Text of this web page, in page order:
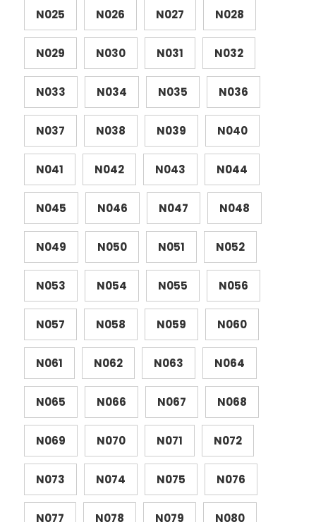
N025 N026 N027 N028
N029 N030 N031 N032
N033 N034 N035 N036
N037 N038 N039 N040
N041 N042 N043 N044
N045 N046 N047 N048
N049 N050 N051 N052
N053 N054 N055 N056
N057 N058 N059 N060
N061 N062 N063 N064
N065 N066 N067 N068
N069 N070 N071 N072
N073 N074 N075 N076
N077 N078 N079 N080